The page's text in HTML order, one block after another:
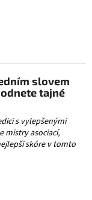
slovem
tajné
s vylepšenými
mistry asociací,
skóre v tomto